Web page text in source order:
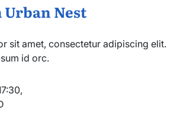
Nest
sit amet, consectetur adipiscing elit.
id orc.